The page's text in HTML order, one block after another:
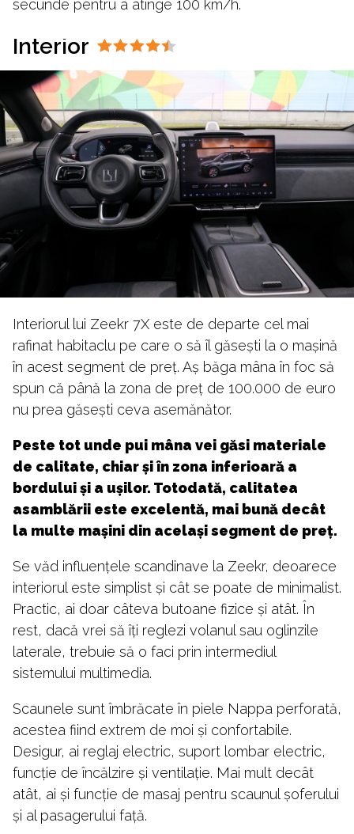
secunde pentru a atinge 100 km/h.
Interior
Interiorul lui Zeekr 7X este de departe cel mai
rafinat habitaclu pe care o să îl găsești la o mașină
în acest segment de preț. Aș băga mâna în foc să
spun că până la zona de preț de 100.000 de euro
nu prea găsești ceva asemănător.
Peste tot unde pui mâna vei găsi materiale
de calitate, chiar și în zona inferioară a
bordului și a ușilor. Totodată, calitatea
asamblării este excelentă, mai bună decât
la multe mașini din același segment de preț.
Se văd influențele scandinave la Zeekr, deoarece
interiorul este simplist și cât se poate de minimalist.
Practic, ai doar câteva butoane fizice și atât. În
rest, dacă vrei să îți reglezi volanul sau oglinzile
laterale, trebuie să o faci prin intermediul
sistemului multimedia.
Scaunele sunt îmbrăcate în piele Nappa perforată,
acestea fiind extrem de moi și confortabile.
Desigur, ai reglaj electric, suport lombar electric,
funcție de încălzire și ventilație. Mai mult decât
atât, ai și funcție de masaj pentru scaunul șoferului
și al pasagerului față.